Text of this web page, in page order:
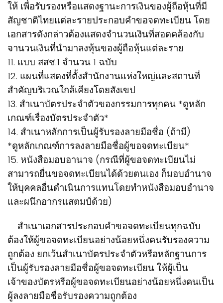
ให้ เพื่อรับรองหรือแสดงฐานะการเงินของผู้ถือหุ้นที่มี
สัญชาติไทยแต่ละรายประกอบคำขอจดทะเบียน โดย
เอกสารดังกล่าวต้องแสดงจำนวนเงินที่สอดคล้องกับ
จานวนเงินที่นำมาลงหุ้นของผู้ถือหุ้นแต่ละราย
11. แบบ สสช.1 จำนวน 1 ฉบับ
12. แผนที่แสดงที่ตั้งสำนักงานแห่งใหญ่และสถานที่
สำคัญบริเวณใกล้เคียงโดยสังเขป
13. สำเนาบัตรประจำตัวของกรรมการทุกคน *ดูหลัก
เกณฑ์เรื่องบัตรประจำตัว*
14. สำเนาหลักการเป็นผู้รับรองลายมือชื่อ (ถ้ามี)
*ดูหลักเกณฑ์การลงลายมือชื่อผู้ขอจดทะเบียน*
15. หนังสือมอบอานาจ (กรณีที่ผู้ขอจดทะเบียนไม่
สามารถยื่นขอจดทะเบียนได้ด้วยตนเอง ก็มอบอำนาจ
ให้บุคคลอื่นดำเนินการแทนโดยทำหนังสือมอบอำนาจ
และผนึกอากรแสตมป์ด้วย)
สำเนาเอกสารประกอบคำขอจดทะเบียนทุกฉบับ
ต้องให้ผู้ขอจดทะเบียนอย่างน้อยหนึ่งคนรับรองความ
ถูกต้อง ยกเว้นสำเนาบัตรประจำตัวหรือหลักฐานการ
เป็นผู้รับรองลายมือชื่อผู้ขอจดทะเบียน ให้ผู้เป็น
เจ้าของบัตรหรือผู้ขอจดทะเบียนอย่างน้อยหนึ่งคนเป็น
ผู้ลงลายมือชื่อรับรองความถูกต้อง